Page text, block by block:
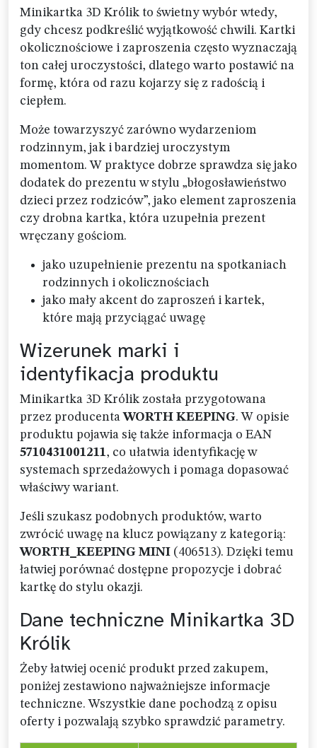
Minikartka 3D Królik to świetny wybór wtedy,
gdy chcesz podkreślić wyjątkowość chwili. Kartki
okolicznościowe i zaproszenia często wyznaczają
ton całej uroczystości, dlatego warto postawić na
formę, która od razu kojarzy się z radością i
ciepłem.
Może towarzyszyć zarówno wydarzeniom
rodzinnym, jak i bardziej uroczystym
momentom. W praktyce dobrze sprawdza się jako
dodatek do prezentu w stylu „błogosławieństwo
dzieci przez rodziców”, jako element zaproszenia
czy drobna kartka, która uzupełnia prezent
wręczany gościom.
jako uzupełnienie prezentu na spotkaniach
rodzinnych i okolicznościach
jako mały akcent do zaproszeń i kartek,
które mają przyciągać uwagę
Wizerunek marki i
identyfikacja produktu
Minikartka 3D Królik została przygotowana
przez producentaWORTH KEEPING. W opisie
produktu pojawia się także informacja o EAN
5710431001211, co ułatwia identyfikację w
systemach sprzedażowych i pomaga dopasować
właściwy wariant.
Jeśli szukasz podobnych produktów, warto
zwrócić uwagę na klucz powiązany z kategorią:
WORTH_KEEPING MINI (406513). Dzięki temu
łatwiej porównać dostępne propozycje i dobrać
kartkę do stylu okazji.
Dane techniczne Minikartka 3D
Królik
Żeby łatwiej ocenić produkt przed zakupem,
poniżej zestawiono najważniejsze informacje
techniczne. Wszystkie dane pochodzą z opisu
oferty i pozwalają szybko sprawdzić parametry.